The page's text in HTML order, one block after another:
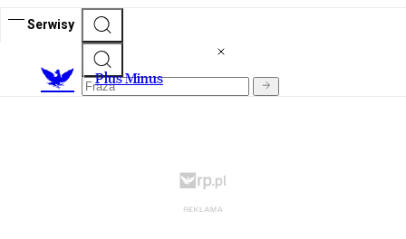
Serwisy
Plus Minus